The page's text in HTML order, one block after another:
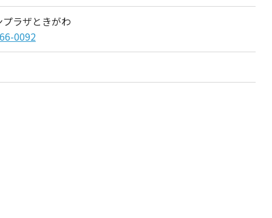
ラザときがわ
0092